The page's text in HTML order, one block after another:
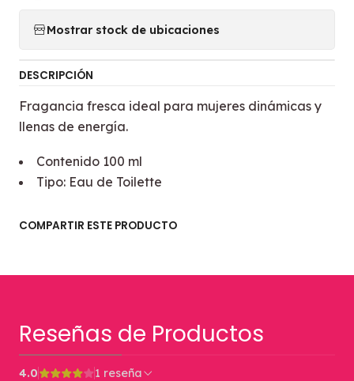
Mostrar stock de ubicaciones
DESCRIPCIÓN
Fragancia fresca ideal para mujeres dinámicas y
llenas de energía.
Contenido 100 ml
Tipo: Eau de Toilette
COMPARTIR ESTE PRODUCTO
Reseñas de Productos
4.0 1 reseña